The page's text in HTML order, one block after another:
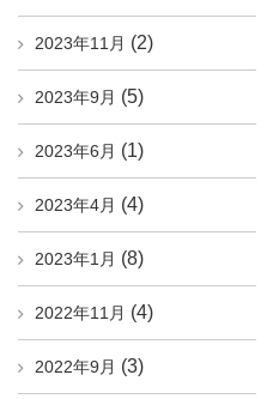
2023年11月 (2)
2023年9月 (5)
2023年6月 (1)
2023年4月 (4)
2023年1月 (8)
2022年11月 (4)
2022年9月 (3)